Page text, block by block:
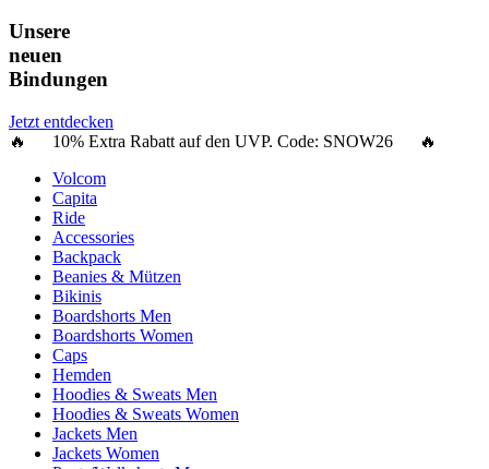
Unsere
neuen
Bindungen
Jetzt entdecken
🔥 10% Extra Rabatt auf den UVP. Code: SNOW26 🔥
Volcom
Capita
Ride
Accessories
Backpack
Beanies & Mützen
Bikinis
Boardshorts Men
Boardshorts Women
Caps
Hemden
Hoodies & Sweats Men
Hoodies & Sweats Women
Jackets Men
Jackets Women